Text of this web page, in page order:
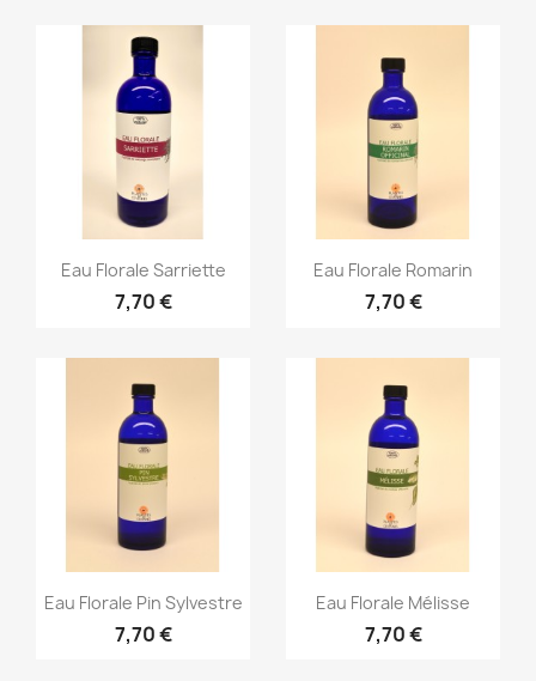
Aperçu rapide
Eau Florale Sarriette
7,70 €
Aperçu rapide
Eau Florale Romarin
7,70 €
Aperçu rapide
Eau Florale Pin Sylvestre
7,70 €
Aperçu rapide
Eau Florale Mélisse
7,70 €